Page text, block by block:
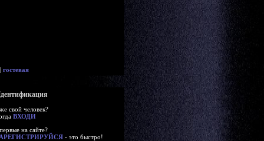
| гостевая
свой человек?
ВХОДИ
на сайте?
- это быстро!